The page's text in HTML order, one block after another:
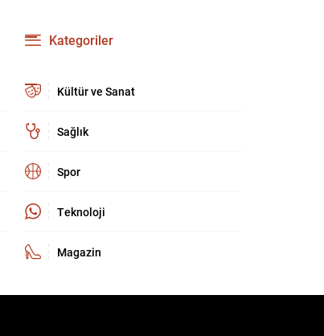
verildiğini belirterek, hem siyasi hem de
toplumsal düzeyde önemli bir destek
Kategoriler
Kültür ve Sanat
Sağlık
Spor
Teknoloji
Magazin